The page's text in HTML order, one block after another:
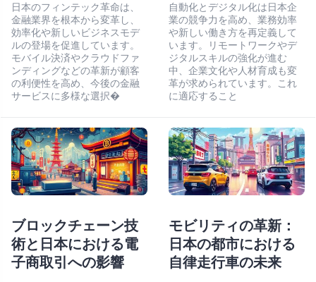
日本のフィンテック革命は、
金融業界を根本から変革し、
効率化や新しいビジネスモデ
ルの登場を促進しています。
モバイル決済やクラウドファ
ンディングなどの革新が顧客
の利便性を高め、今後の金融
サービスに多様な選択�
自動化とデジタル化は日本企
業の競争力を高め、業務効率
や新しい働き方を再定義して
います。リモートワークやデ
ジタルスキルの強化が進む
中、企業文化や人材育成も変
革が求められています。これ
に適応すること
ブロックチェーン技
術と日本における電
子商取引への影響
モビリティの革新：
日本の都市における
自律走行車の未来